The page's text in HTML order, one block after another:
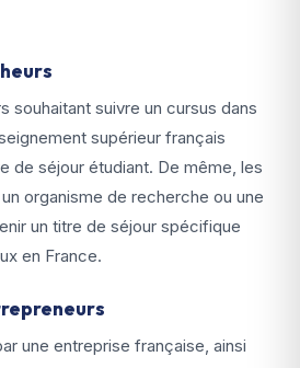
souhaitant suivre un cursus dans
supérieur français
de séjour étudiant. De même, les
organisme de recherche ou une
un titre de séjour spécifique
en France.
une entreprise française, ainsi